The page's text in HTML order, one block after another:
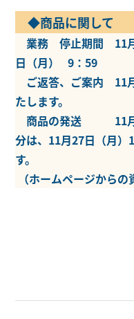
◆商品に関して
業務 停止期間 11月
日（月） 9：59
ご返答、ご案内 11
たします。
商品の発送 11月
分は、11月27日（月）
す。
（ホームページから